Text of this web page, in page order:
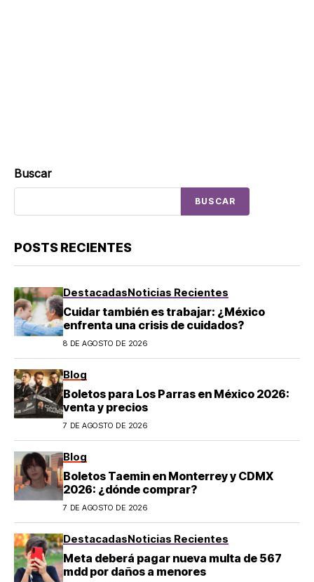
Buscar
BUSCAR
POSTS RECIENTES
DestacadasNoticias Recientes
Cuidar también es trabajar: ¿México
enfrenta una crisis de cuidados?
8 DE AGOSTO DE 2026
Blog
Boletos para Los Parras en México 2026:
venta y precios
7 DE AGOSTO DE 2026
Blog
Boletos Taemin en Monterrey y CDMX
2026: ¿dónde comprar?
7 DE AGOSTO DE 2026
DestacadasNoticias Recientes
Meta deberá pagar nueva multa de 567
mdd por daños a menores